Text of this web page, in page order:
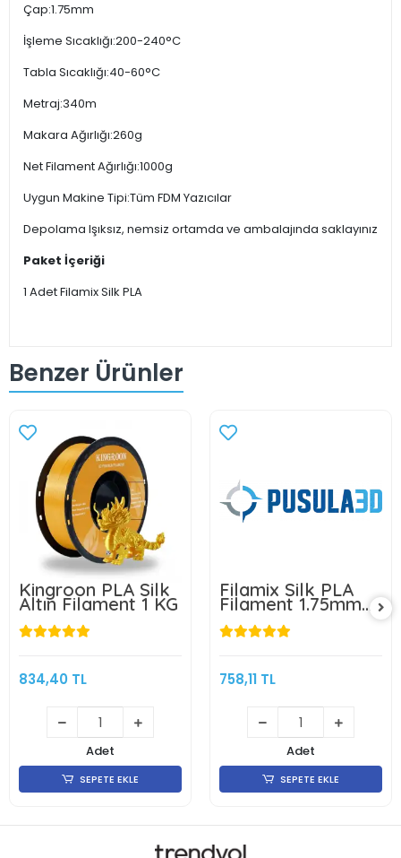
Çap:1.75mm
İşleme Sıcaklığı:200-240°C
Tabla Sıcaklığı:40-60°C
Metraj:340m
Makara Ağırlığı:260g
Net Filament Ağırlığı:1000g
Uygun Makine Tipi:Tüm FDM Yazıcılar
Depolama Işıksız, nemsiz ortamda ve ambalajında saklayınız
Paket İçeriği
1 Adet Filamix Silk PLA
Benzer Ürünler
Kingroon PLA Silk
Altın Filament 1 KG
834,40 TL
Adet
SEPETE EKLE
Filamix Silk PLA
Filament 1.75mm
1Kg-Siyah
758,11 TL
Adet
SEPETE EKLE